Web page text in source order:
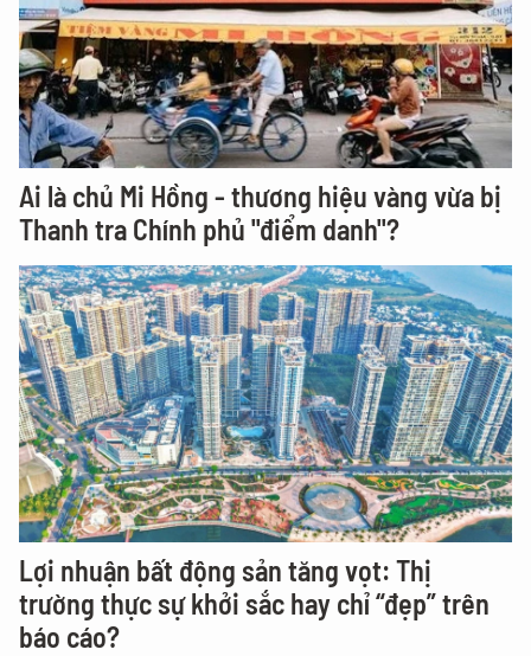
Ai là chủ Mi Hồng - thương hiệu vàng vừa bị
Thanh tra Chính phủ "điểm danh"?
Lợi nhuận bất động sản tăng vọt: Thị
trường thực sự khởi sắc hay chỉ “đẹp” trên
báo cáo?